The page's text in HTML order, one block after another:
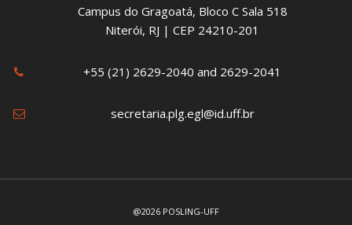
Campus do Gragoatá, Bloco C Sala 518
Niterói, RJ | CEP 24210-201
+55 (21) 2629-2040 and 2629-2041
secretaria.plg.egl@id.uff.br
@2026 POSLING-UFF